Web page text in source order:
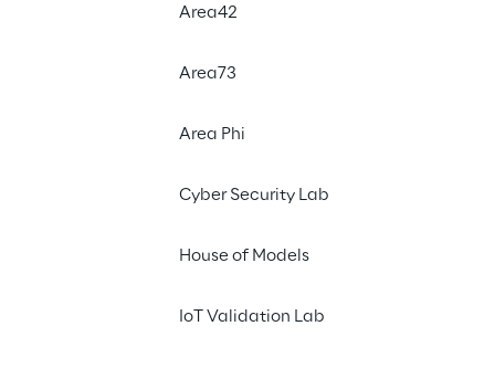
Area42
Area73
Area Phi
Cyber Security Lab
House of Models
IoT Validation Lab
Italiana S.p.A., si